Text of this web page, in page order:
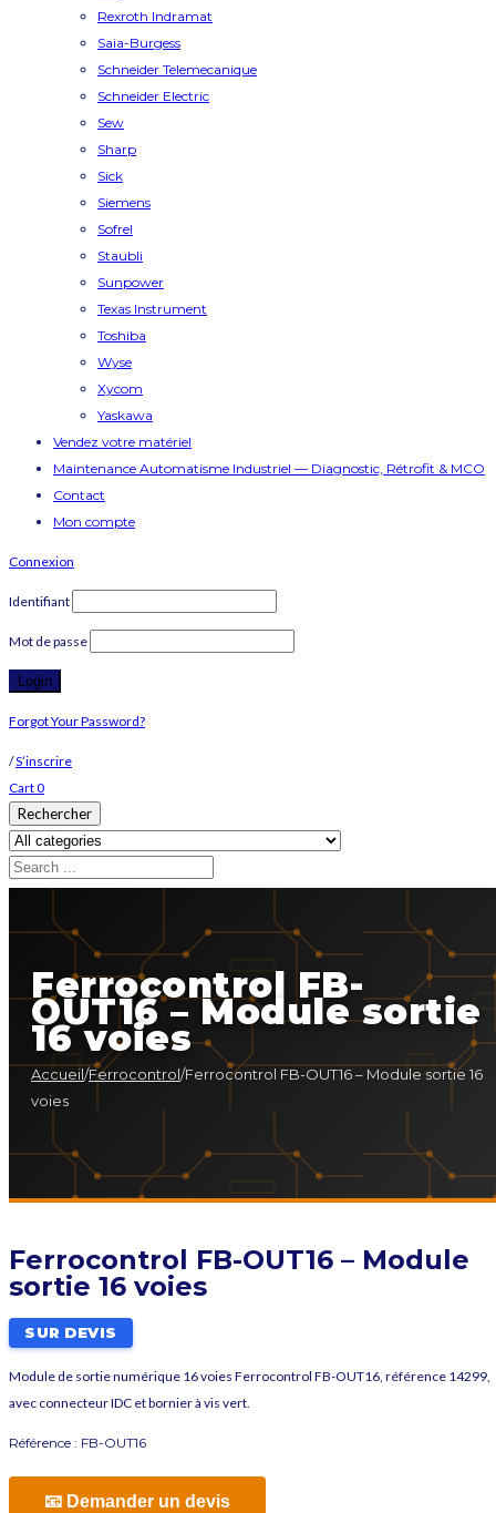
Rexroth Indramat
Saia-Burgess
Schneider Telemecanique
Schneider Electric
Sew
Sharp
Sick
Siemens
Sofrel
Staubli
Sunpower
Texas Instrument
Toshiba
Wyse
Xycom
Yaskawa
Vendez votre matériel
Maintenance Automatisme Industriel — Diagnostic, Rétrofit & MCO
Contact
Mon compte
Connexion
Identifiant
Mot de passe
Forgot Your Password?
/S’inscrire
Cart0
Rechercher
Ferrocontrol FB-
OUT16 – Module sortie
16 voies
Accueil/Ferrocontrol/Ferrocontrol FB-OUT16 – Module sortie 16
voies
Ferrocontrol FB-OUT16 – Module
sortie 16 voies
SUR DEVIS
Module de sortie numérique 16 voies Ferrocontrol FB-OUT16, référence 14299,
avec connecteur IDC et bornier à vis vert.
Référence : FB-OUT16
📧 Demander un devis